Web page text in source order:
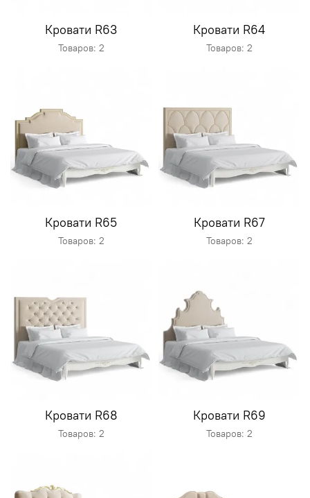
Кровати R63
Товаров: 2
Кровати R64
Товаров: 2
Кровати R65
Товаров: 2
Кровати R67
Товаров: 2
Кровати R68
Товаров: 2
Кровати R69
Товаров: 2